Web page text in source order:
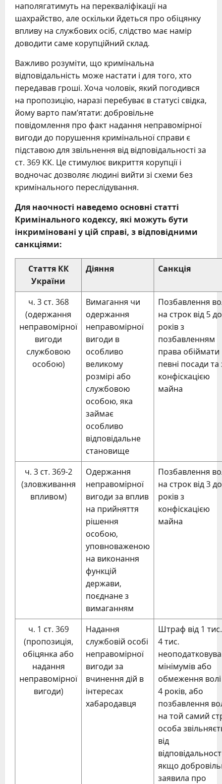
наполягатимуть на перекваліфікації на
шахрайство, але оскільки йдеться про обіцянку
впливу на службових осіб, слідство має намір
доводити саме корупційний склад.
Важливо розуміти, що кримінальна
відповідальність може настати і для того, хто
передавав гроші. Хоча чоловік, який погодився
на пропозицію, наразі перебуває в статусі свідка,
йому варто пам’ятати: добровільне
повідомлення про факт надання неправомірної
вигоди до порушення кримінальної справи є
підставою для звільнення від відповідальності за
ст. 369 КК. Це стимулює викриття корупції і
водночас дозволяє людині вийти зі схеми без
кримінального переслідування.
Для наочності наведемо основні статті
Кримінального кодексу, які можуть бути
інкриміновані у цій справі, з відповідними
санкціями:
Стаття КК
України
Діяння Санкція
ч. 3 ст. 368
(одержання
неправомірної
вигоди
службовою
особою)
Вимагання чи
одержання
неправомірної
вигоди в
особливо
великому
розмірі або
службовою
особою, яка
займає
особливо
відповідальне
становище
Позбавлення
на строк від 5
років з
позбавленням
права обіймати
певні посади та
конфіскацією
майна
ч. 3 ст. 369-2
(зловживання
впливом)
Одержання
неправомірної
вигоди за вплив
на прийняття
рішення
особою,
уповноваженою
на виконання
функцій
держави,
поєднане з
вимаганням
Позбавлення
на строк від 3
років з
конфіскацією
майна
ч. 1 ст. 369
(пропозиція,
обіцянка або
надання
неправомірної
вигоди)
Надання
службовій особі
неправомірної
вигоди за
вчинення дій в
інтересах
хабародавця
Штраф від 1
4 тис.
мінімумів або
обмеження
4 років, або
позбавлення
на той самий
особа
від
якщо
заявила про